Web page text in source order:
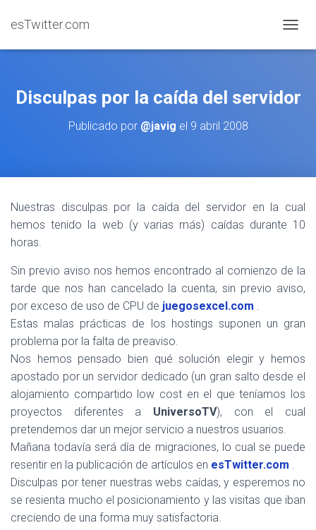
esTwitter.com
Disculpas por la caída del servidor
Publicado por @javig el 9 abril 2008
Nuestras disculpas por la caída del servidor en la cual
hemos tenido la web (y varias más) caídas durante 10
horas.
Sin previo aviso nos hemos encontrado al comienzo de la
tarde que nos han cancelado la cuenta, sin previo aviso,
por exceso de uso de CPU de juegosexcel.com .
Estas malas prácticas de los hostings suponen un gran
problema por la falta de preaviso.
Nos hemos pensado bien qué solución elegir y hemos
apostado por un servidor dedicado (un gran salto desde el
alojamiento compartido low cost en el que teníamos los
proyectos diferentes a UniversoTV), con el cual
pretendemos dar un mejor servicio a nuestros usuarios.
Mañana todavía será día de migraciones, lo cual se puede
resentir en la publicación de artículos en esTwitter.com .
Disculpas por tener nuestras webs caídas, y esperemos no
se resienta mucho el posicionamiento y las visitas que iban
creciendo de una forma muy satisfactoria.